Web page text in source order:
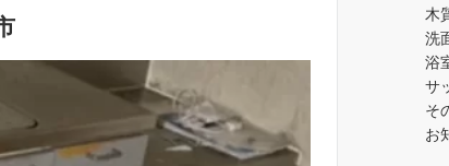
木
洗
浴
サ
そ
お